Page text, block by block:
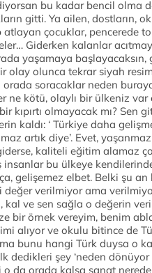
bu kadar bencil olma
gitti. Ya ailen, dostların,
çocuklar, pencerede
Giderken kalanlar
yaşamaya başlayacaksın,
olay olunca tekrar siyah
orada soracaklar neden
ne kötü, olaylı bir ülkeniz var
kıpırtı olmayacak mı? Sen
kaldı: ‘ Türkiye daha
artık diye’. Evet,
kaliteli eğitim alamaz
insanlar bu ülkeye
gelişemez elbet. Belki şu an
değer verilmiyor ama
kal ve sen sağla o değerin
bir örnek vereyim, benim
alıyor ve okulu bitince de
bunu hangi Türk duysa o
dedikleri şey ‘neden dönüyor
o da orada kalsa sanat